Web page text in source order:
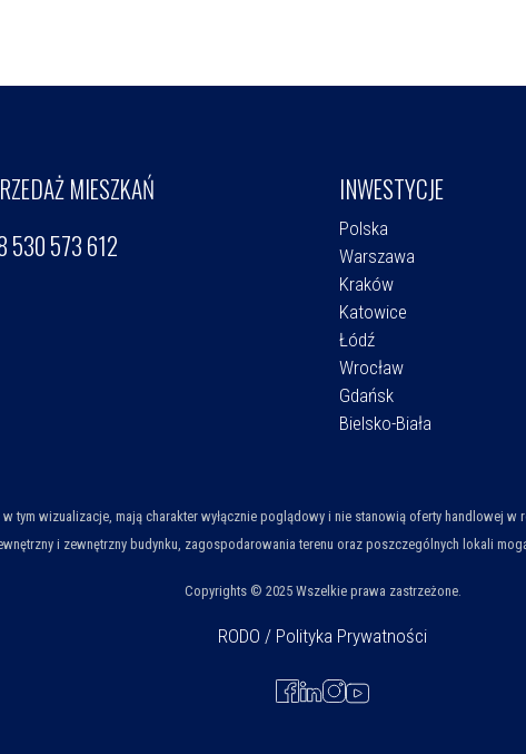
MIESZKAŃ
530 573 612
INWESTYCJE
Polska
Warszawa
Kraków
Katowice
Łódź
Wrocław
Gdańsk
Bielsko-Biała
tym wizualizacje, mają charakter wyłącznie poglądowy i nie stanowią oferty handlowej
i zewnętrzny budynku, zagospodarowania terenu oraz poszczególnych lokali
Copyrights © 2025 Wszelkie prawa zastrzeżone.
RODO / Polityka Prywatności